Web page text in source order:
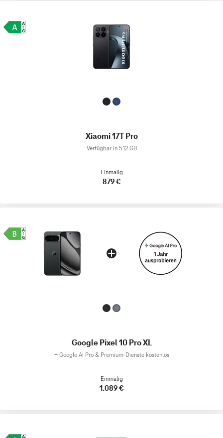
Xiaomi 17T Pro
Verfügbar in 512 GB
Einmalig
879 €
Google Pixel 10 Pro XL
+ Google AI Pro & Premium-Dienste kostenlos
Einmalig
1.089 €